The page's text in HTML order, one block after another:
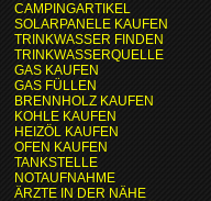
CAMPINGARTIKEL
SOLARPANELE KAUFEN
TRINKWASSER FINDEN
TRINKWASSERQUELLE
GAS KAUFEN
GAS FÜLLEN
BRENNHOLZ KAUFEN
KOHLE KAUFEN
HEIZÖL KAUFEN
OFEN KAUFEN
TANKSTELLE
NOTAUFNAHME
ÄRZTE IN DER NÄHE